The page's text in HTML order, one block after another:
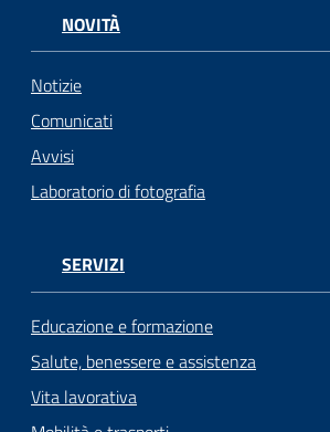
NOVITÀ
Notizie
Comunicati
Avvisi
Laboratorio di fotografia
SERVIZI
Educazione e formazione
Salute, benessere e assistenza
Vita lavorativa